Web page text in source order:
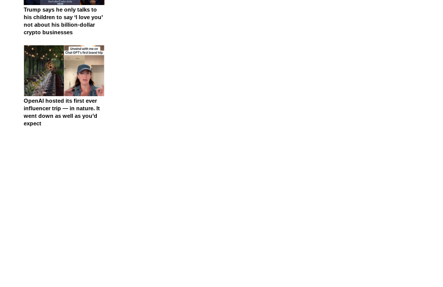
Trump says he only talks to
his children to say ‘I love you’
not about his billion-dollar
crypto businesses
OpenAI hosted its first ever
influencer trip — in nature. It
went down as well as you’d
expect